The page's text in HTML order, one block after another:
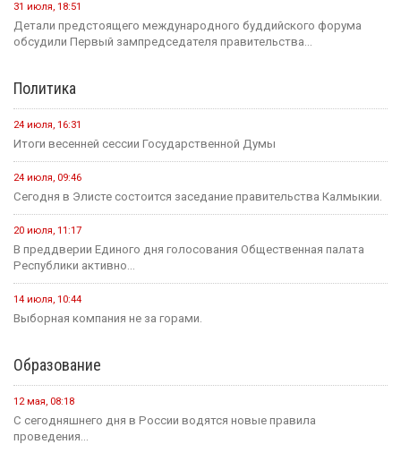
31 июля, 18:51
Детали предстоящего международного буддийского форума
обсудили Первый зампредседателя правительства...
Политика
24 июля, 16:31
Итоги весенней сессии Государственной Думы
24 июля, 09:46
Сегодня в Элисте состоится заседание правительства Калмыкии.
20 июля, 11:17
В преддверии Единого дня голосования Общественная палата
Республики активно...
14 июля, 10:44
Выборная компания не за горами.
Образование
12 мая, 08:18
С сегодняшнего дня в России водятся новые правила
проведения...